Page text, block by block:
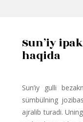
Sun’iy
haqida
Sun’iy gulli
sümbülning
ajralib turadi.